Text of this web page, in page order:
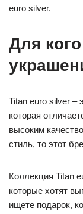
euro silver.
Для
Titan euro silver –
которая
высоким
стиль, то этот
Коллекция Titan
которые хотят
ищете подарок,